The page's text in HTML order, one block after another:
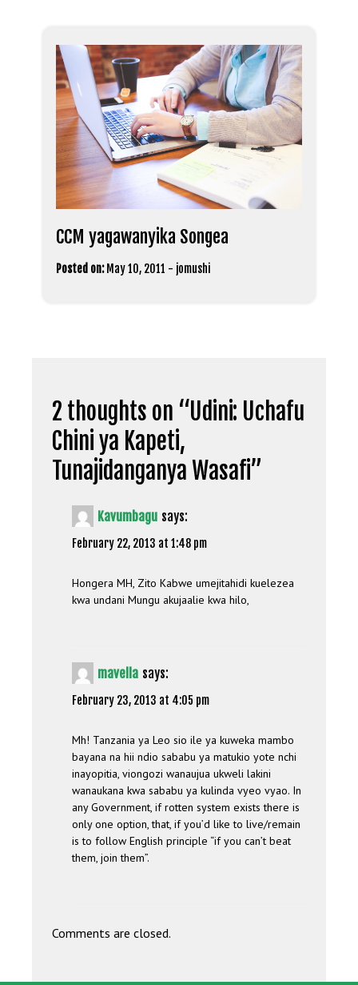
CCM yagawanyika Songea
Posted on: May 10, 2011 - jomushi
2 thoughts on “Udini: Uchafu
Chini ya Kapeti,
Tunajidanganya Wasafi”
Kavumbagu says:
February 22, 2013 at 1:48 pm
Hongera MH, Zito Kabwe umejitahidi kuelezea
kwa undani Mungu akujaalie kwa hilo,
mavella says:
February 23, 2013 at 4:05 pm
Mh! Tanzania ya Leo sio ile ya kuweka mambo
bayana na hii ndio sababu ya matukio yote nchi
inayopitia, viongozi wanaujua ukweli lakini
wanaukana kwa sababu ya kulinda vyeo vyao. In
any Government, if rotten system exists there is
only one option, that, if you’d like to live/remain
is to follow English principle “if you can’t beat
them, join them”.
Comments are closed.